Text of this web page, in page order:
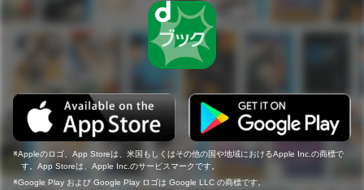
Appleのロゴ、App Storeは、米国もしくはその他の国や地域におけるApple Inc.の商標で
す。App Storeは、Apple Inc.のサービスマークです。
Google Play および Google Play ロゴは Google LLC の商標です。